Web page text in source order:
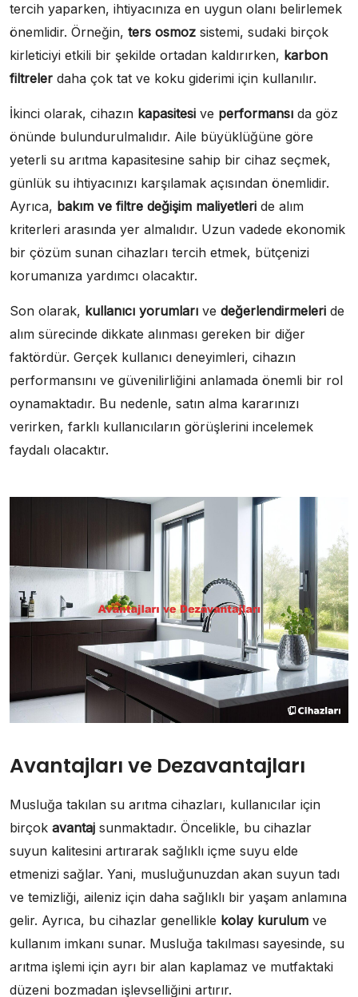
tercih yaparken, ihtiyacınıza en uygun olanı belirlemek
önemlidir. Örneğin, ters osmoz sistemi, sudaki birçok
kirleticiyi etkili bir şekilde ortadan kaldırırken, karbon
filtreler daha çok tat ve koku giderimi için kullanılır.
İkinci olarak, cihazın kapasitesi ve performansı da göz
önünde bulundurulmalıdır. Aile büyüklüğüne göre
yeterli su arıtma kapasitesine sahip bir cihaz seçmek,
günlük su ihtiyacınızı karşılamak açısından önemlidir.
Ayrıca, bakım ve filtre değişim maliyetleri de alım
kriterleri arasında yer almalıdır. Uzun vadede ekonomik
bir çözüm sunan cihazları tercih etmek, bütçenizi
korumanıza yardımcı olacaktır.
Son olarak, kullanıcı yorumları ve değerlendirmeleri de
alım sürecinde dikkate alınması gereken bir diğer
faktördür. Gerçek kullanıcı deneyimleri, cihazın
performansını ve güvenilirliğini anlamada önemli bir rol
oynamaktadır. Bu nedenle, satın alma kararınızı
verirken, farklı kullanıcıların görüşlerini incelemek
faydalı olacaktır.
Avantajları ve Dezavantajları
Musluğa takılan su arıtma cihazları, kullanıcılar için
birçok avantaj sunmaktadır. Öncelikle, bu cihazlar
suyun kalitesini artırarak sağlıklı içme suyu elde
etmenizi sağlar. Yani, musluğunuzdan akan suyun tadı
ve temizliği, aileniz için daha sağlıklı bir yaşam anlamına
gelir. Ayrıca, bu cihazlar genellikle kolay kurulum ve
kullanım imkanı sunar. Musluğa takılması sayesinde, su
arıtma işlemi için ayrı bir alan kaplamaz ve mutfaktaki
düzeni bozmadan işlevselliğini artırır.